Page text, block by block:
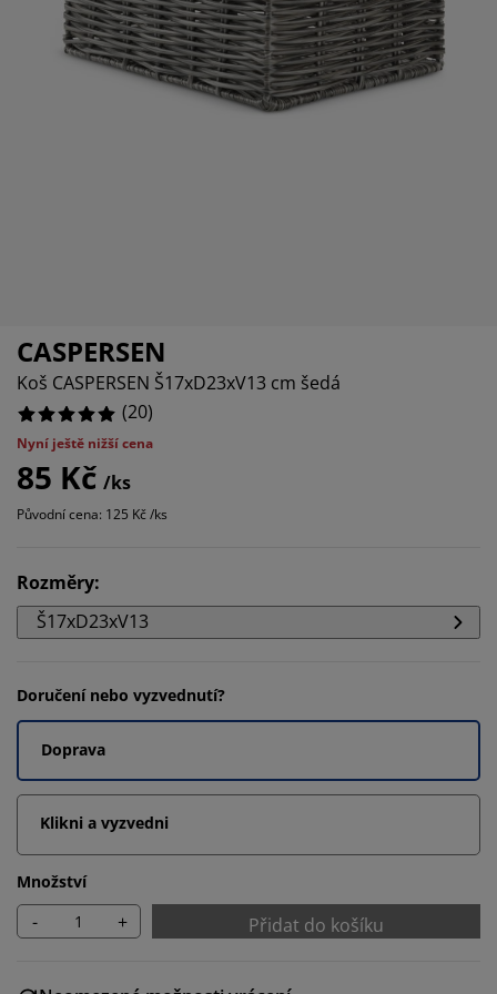
skříně
rámy
rámy s úložným prostorem
o nábytek/doplňky
osvětlení
CASPERSEN
Koš CASPERSEN Š17xD23xV13 cm šedá
(20)
Nyní ještě nižší cena
85 Kč /ks
Původní cena: 125 Kč /ks
Rozměry:
Š17xD23xV13
Doručení nebo vyzvednutí?
Doprava
Klikni a vyzvedni
Množství
- + Přidat do košíku